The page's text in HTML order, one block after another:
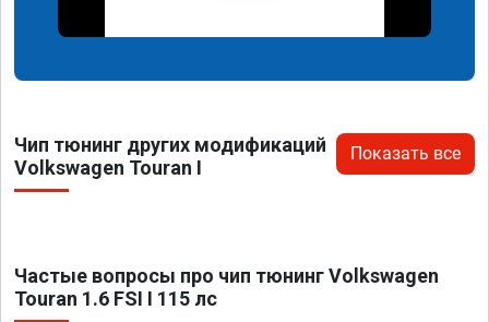
Чип тюнинг других модификаций
Volkswagen Touran I
Показать все
Частые вопросы про чип тюнинг Volkswagen
Touran 1.6 FSI I 115 лс